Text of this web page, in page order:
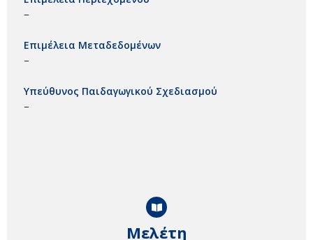
Μελέτη
–
Επιμέλεια Μεταδεδομένων
–
Υπεύθυνος Παιδαγωγικού Σχεδιασμού
–